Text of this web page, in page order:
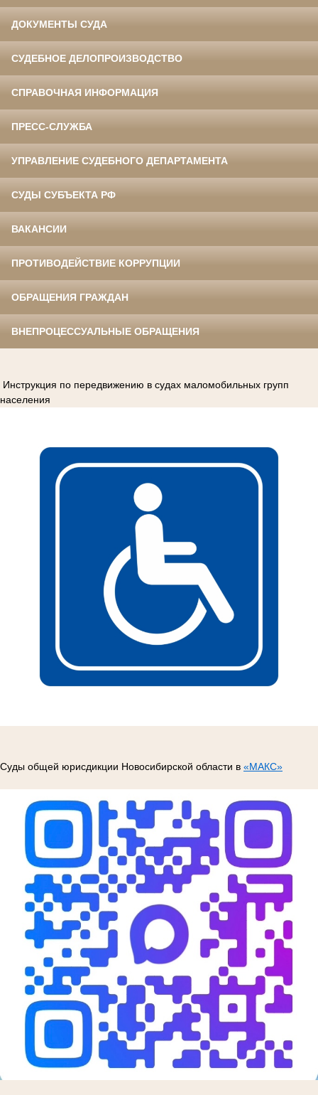
ДОКУМЕНТЫ СУДА
СУДЕБНОЕ ДЕЛОПРОИЗВОДСТВО
СПРАВОЧНАЯ ИНФОРМАЦИЯ
ПРЕСС-СЛУЖБА
УПРАВЛЕНИЕ СУДЕБНОГО ДЕПАРТАМЕНТА
СУДЫ СУБЪЕКТА РФ
ВАКАНСИИ
ПРОТИВОДЕЙСТВИЕ КОРРУПЦИИ
ОБРАЩЕНИЯ ГРАЖДАН
ВНЕПРОЦЕССУАЛЬНЫЕ ОБРАЩЕНИЯ
Инструкция по передвижению в судах маломобильных групп
населения
Суды общей юрисдикции Новосибирской области в «МАКС»